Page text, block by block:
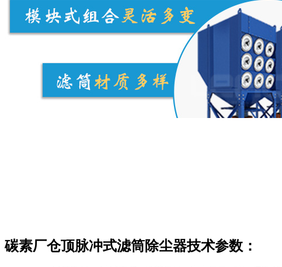
碳素厂仓顶脉冲式滤筒除尘器技术参数：